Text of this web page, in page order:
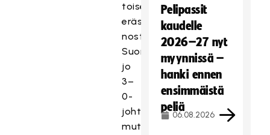
toisessa
erässä
nostivat
Suomen
jo
3–
0-
johtoon,
mutta
Pelipassit
kaudelle
2026–27 nyt
myynnissä –
hanki ennen
ensimmäistä
peliä
06.08.2026